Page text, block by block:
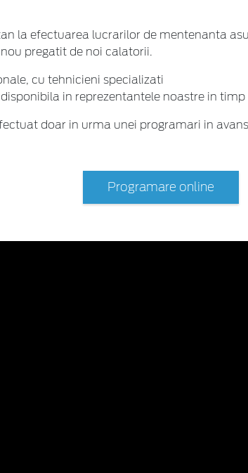
la efectuarea lucrarilor de mentenanta
pregatit de noi calatorii.
cu tehnicieni specializati
in reprezentantele noastre in timp
doar in urma unei programari in
Programare online